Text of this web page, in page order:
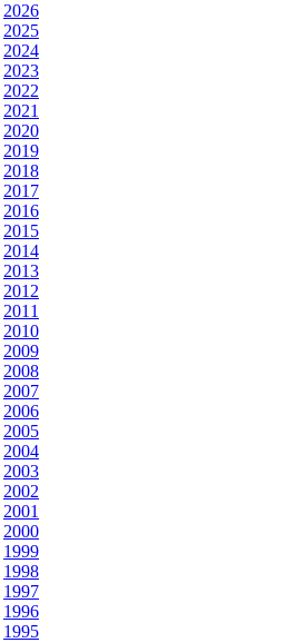
2026
2025
2024
2023
2022
2021
2020
2019
2018
2017
2016
2015
2014
2013
2012
2011
2010
2009
2008
2007
2006
2005
2004
2003
2002
2001
2000
1999
1998
1997
1996
1995